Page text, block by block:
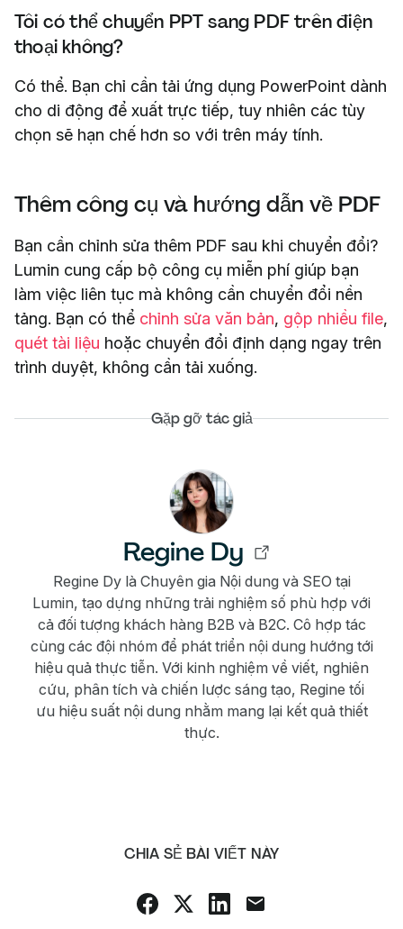
Tôi có thể chuyển PPT sang PDF trên điện
thoại không?
Có thể. Bạn chỉ cần tải ứng dụng PowerPoint dành
cho di động để xuất trực tiếp, tuy nhiên các tùy
chọn sẽ hạn chế hơn so với trên máy tính.
Thêm công cụ và hướng dẫn về PDF
Bạn cần chỉnh sửa thêm PDF sau khi chuyển đổi?
Lumin cung cấp bộ công cụ miễn phí giúp bạn
làm việc liên tục mà không cần chuyển đổi nền
tảng. Bạn có thể chỉnh sửa văn bản, gộp nhiều file,
quét tài liệu hoặc chuyển đổi định dạng ngay trên
trình duyệt, không cần tải xuống.
Gặp gỡ tác giả
Regine Dy
Regine Dy là Chuyên gia Nội dung và SEO tại
Lumin, tạo dựng những trải nghiệm số phù hợp với
cả đối tượng khách hàng B2B và B2C. Cô hợp tác
cùng các đội nhóm để phát triển nội dung hướng tới
hiệu quả thực tiễn. Với kinh nghiệm về viết, nghiên
cứu, phân tích và chiến lược sáng tạo, Regine tối
ưu hiệu suất nội dung nhằm mang lại kết quả thiết
thực.
CHIA SẺ BÀI VIẾT NÀY